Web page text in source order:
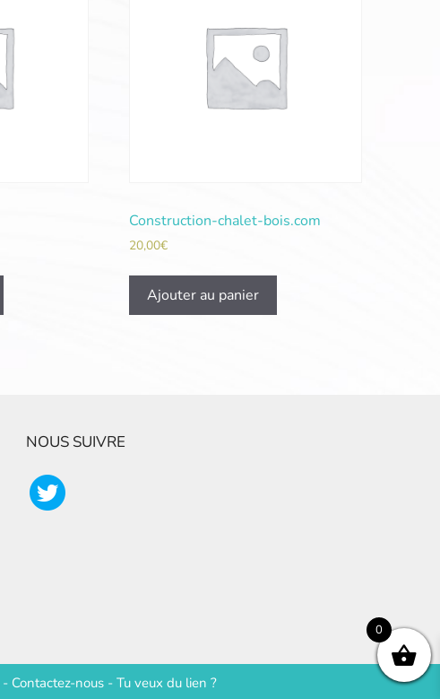
Construction-chalet-bois.com
20,00€
Ajouter au panier
NOUS SUIVRE
- Contactez-nous - Tu veux du lien ?
0